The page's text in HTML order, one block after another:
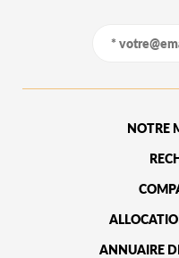
NOTRE
ANNUAIRE